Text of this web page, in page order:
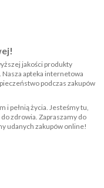
jakości produkty
apteka internetowa
podczas zakupów
i pełnią życia. Jesteśmy tu,
zdrowia. Zapraszamy do
udanych zakupów online!